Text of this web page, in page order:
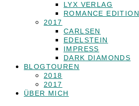
LYX VERLAG
ROMANCE EDITION
2017
CARLSEN
EDELSTEIN
IMPRESS
DARK DIAMONDS
BLOGTOUREN
2018
2017
ÜBER MICH